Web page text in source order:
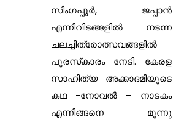
സിംഗപ്പൂര്‍, ജപ്പാന്‍
എന്നിവിടങ്ങളില്‍ നടന്ന
ചലച്ചിത്രോത്സവങ്ങളില്‍
പുരസ്‌കാരം നേടി. കേരള
സാഹിത്യ അക്കാദമിയുടെ
കഥ -നോവല്‍ – നാടകം
എന്നിങ്ങനെ മൂന്നു